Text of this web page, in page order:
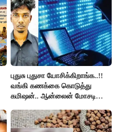
புதுசு புதுசா யோசிக்கிறாங்க..!!
வங்கி கணக்கை கொடுத்து
கமிஷன்.. ஆன்லைன் மோசடி
கைது..!!